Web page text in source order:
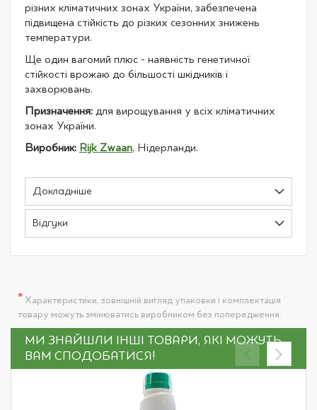
різних кліматичних зонах України, забезпечена
підвищена стійкість до різких сезонних знижень
температури.
Ще один вагомий плюс - наявність генетичної
стійкості врожаю до більшості шкідників і
захворювань.
Призначення: для вирощування у всіх кліматичних
зонах України.
Виробник: Rijk Zwaan, Нідерланди.
Докладніше
Відгуки
* Характеристики, зовнішній вигляд упаковки і комплектація
товару можуть змінюватись виробником без попередження.
МИ ЗНАЙШЛИ ІНШІ ТОВАРИ, ЯКІ МОЖУТЬ
ВАМ СПОДОБАТИСЯ!